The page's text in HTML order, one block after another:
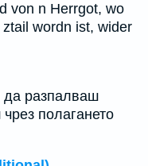
von n Herrgot, wo
wordn ist, wider
да разпалваш
полагането